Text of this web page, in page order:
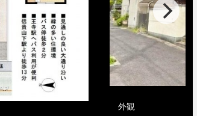
外観